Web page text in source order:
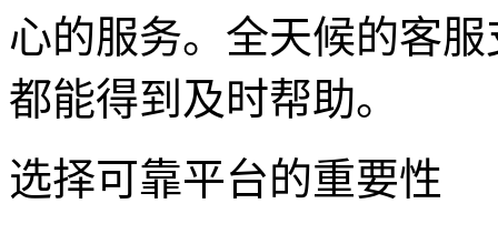
心的服务。全天候的客
都能得到及时帮助。
选择可靠平台的重要性